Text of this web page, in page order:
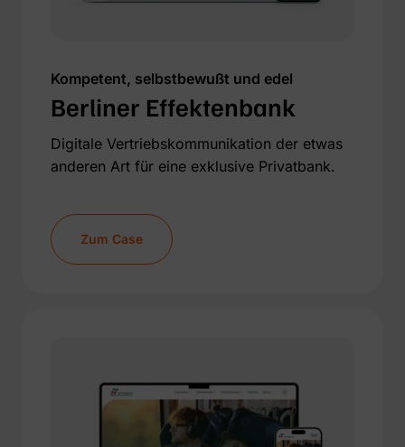
Kompetent, selbstbewußt und edel
Berliner Effektenbank
Digitale Vertriebskommunikation der etwas
anderen Art für eine exklusive Privatbank.
Zum Case